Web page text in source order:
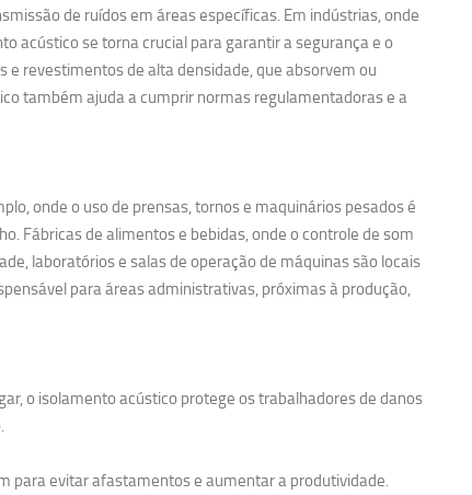
de ruídos em áreas específicas. Em indústrias, onde
acústico se torna crucial para garantir a segurança e o
revestimentos de alta densidade, que absorvem ou
também ajuda a cumprir normas regulamentadoras e a
onde o uso de prensas, tornos e maquinários pesados é
Fábricas de alimentos e bebidas, onde o controle de som
laboratórios e salas de operação de máquinas são locais
para áreas administrativas, próximas à produção,
o isolamento acústico protege os trabalhadores de danos
para evitar afastamentos e aumentar a produtividade.